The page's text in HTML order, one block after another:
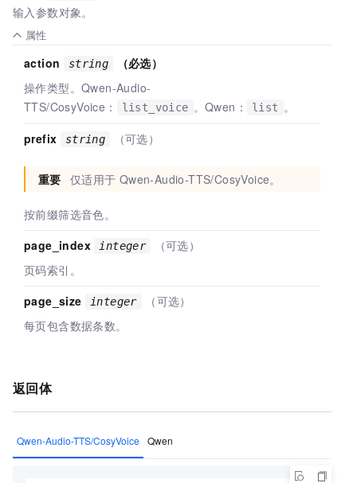
输入参数对象。
属性
action string
（必选）
操作类型。Qwen-Audio-
TTS/CosyVoice：
list_voice 。Qwen： list 。
prefix
string （可选）
重要 仅适用于 Qwen-Audio-TTS/CosyVoice。
按前缀筛选音色。
page_index
integer
（可选）
页码索引。
page_size
integer
（可选）
每页包含数据条数。
返回体
Qwen-Audio-TTS/CosyVoice Qwen